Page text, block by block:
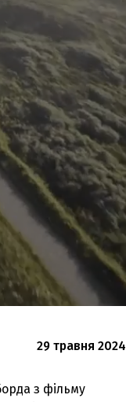
29 травня 2024
з фільму